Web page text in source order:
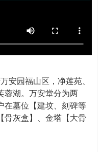
万安园福山区，净莲苑、
蓉湖。万安堂分为两
在墓位【建坟、刻碑等
骨灰盒】、金塔【大骨